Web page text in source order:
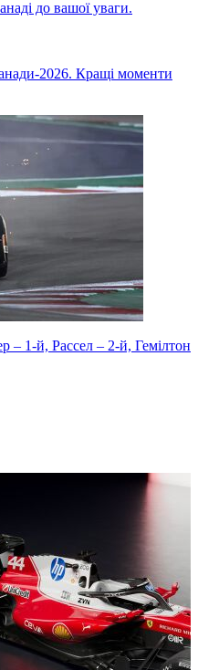
2026. Кращі моменти
– 1-й, Рассел – 2-й, Гемілтон